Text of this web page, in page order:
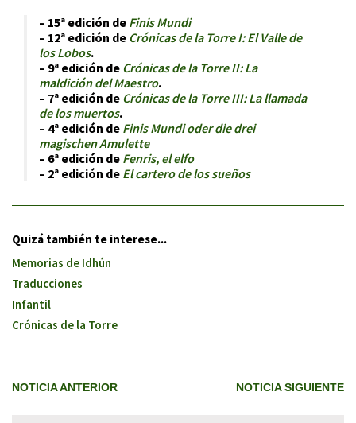
– 15ª edición de Finis Mundi
– 12ª edición de Crónicas de la Torre I: El Valle de
los Lobos.
– 9ª edición de Crónicas de la Torre II: La
maldición del Maestro.
– 7ª edición de Crónicas de la Torre III: La llamada
de los muertos.
– 4ª edición de Finis Mundi oder die drei
magischen Amulette
– 6ª edición de Fenris, el elfo
– 2ª edición de El cartero de los sueños
Quizá también te interese...
Memorias de Idhún
Traducciones
Infantil
Crónicas de la Torre
NOTICIA ANTERIOR NOTICIA SIGUIENTE